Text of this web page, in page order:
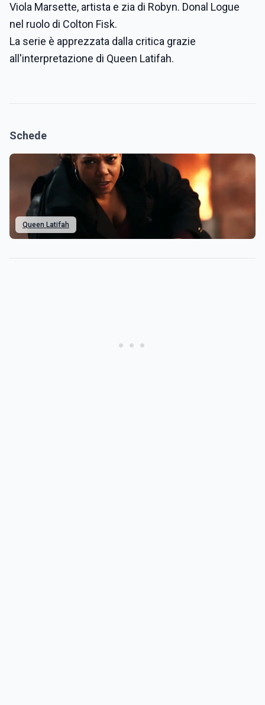
Viola Marsette, artista e zia di Robyn. Donal Logue
nel ruolo di Colton Fisk.
La serie è apprezzata dalla critica grazie
all'interpretazione di Queen Latifah.
Schede
Queen Latifah